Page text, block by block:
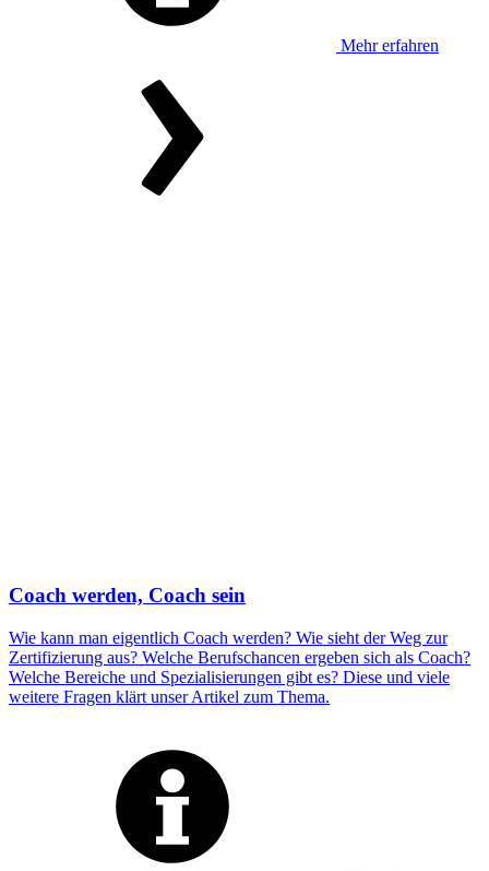
Mehr erfahren
Coach werden, Coach sein
Wie kann man eigentlich Coach werden? Wie sieht der Weg zur
Zertifizierung aus? Welche Berufschancen ergeben sich als Coach?
Welche Bereiche und Spezialisierungen gibt es? Diese und viele
weitere Fragen klärt unser Artikel zum Thema.